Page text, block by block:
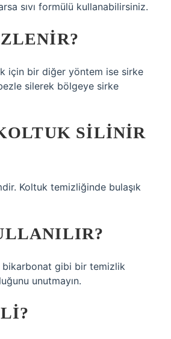
sıvı formülü kullanabilirsiniz.
için bir diğer yöntem ise sirke
silerek bölgeye sirke
SILINIR
Koltuk temizliğinde bulaşık
bikarbonat gibi bir temizlik
unutmayın.